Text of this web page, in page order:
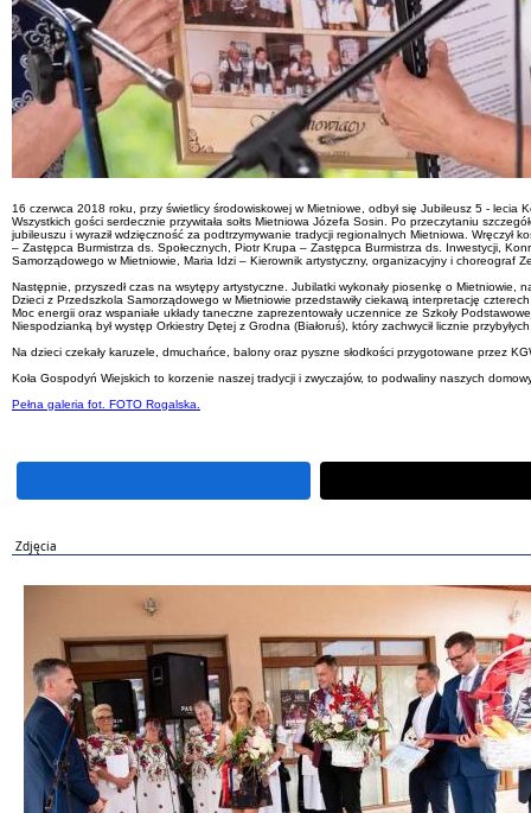
16 czerwca 2018 roku, przy świetlicy środowiskowej w Mietniowe, odbył się Jubileusz 5 - lecia
Wszystkich gości serdecznie przywitała sołts Mietniowa Józefa Sosin. Po przeczytaniu
jubileuszu i wyraził wdzięczność za podtrzymywanie tradycji regionalnych Mietniowa.
– Zastępca Burmistrza ds. Społecznych, Piotr Krupa – Zastępca Burmistrza ds. Inwestycji,
Samorządowego w Mietniowie, Maria Idzi – Kierownik artystyczny, organizacyjny i choreograf
Następnie, przyszedł czas na wsytępy artystyczne. Jubilatki wykonały piosenkę o Mietniowie,
Dzieci z Przedszkola Samorządowego w Mietniowie przedstawiły ciekawą interpretację
Moc energii oraz wspaniałe układy taneczne zaprezentowały uczennice ze Szkoły
Niespodzianką był występ Orkiestry Dętej z Grodna (Białoruś), który zachwycił licznie
Na dzieci czekały karuzele, dmuchańce, balony oraz pyszne słodkości przygotowane przez
Koła Gospodyń Wiejskich to korzenie naszej tradycji i zwyczajów, to podwaliny naszych
Pełna galeria fot. FOTO Rogalska.
Zdjęcia